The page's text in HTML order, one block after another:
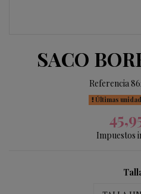
SACO
Referencia
Últimas
Impuestos